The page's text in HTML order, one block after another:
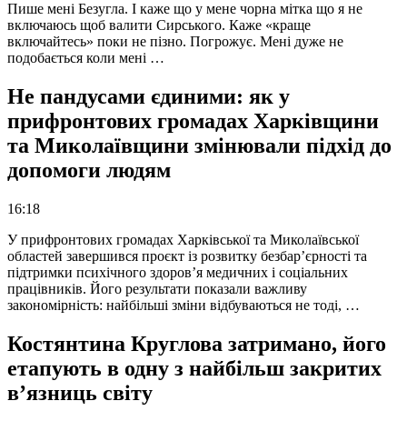
Пише мені Безугла. І каже що у мене чорна мітка що я не
включаюсь щоб валити Сирського. Каже «краще
включайтесь» поки не пізно. Погрожує. Мені дуже не
подобається коли мені …
Не пандусами єдиними: як у
прифронтових громадах Харківщини
та Миколаївщини змінювали підхід до
допомоги людям
16:18
У прифронтових громадах Харківської та Миколаївської
областей завершився проєкт із розвитку безбар’єрності та
підтримки психічного здоров’я медичних і соціальних
працівників. Його результати показали важливу
закономірність: найбільші зміни відбуваються не тоді, …
Костянтина Круглова затримано, його
етапують в одну з найбільш закритих
в’язниць світу